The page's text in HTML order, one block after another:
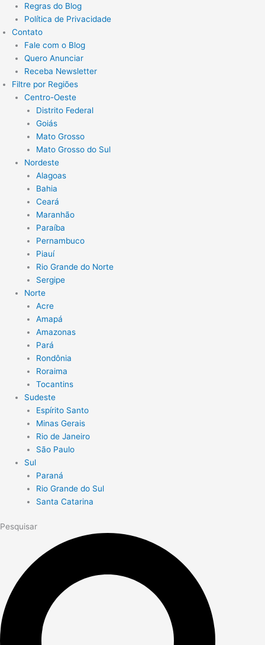
Regras do Blog
Política de Privacidade
Contato
Fale com o Blog
Quero Anunciar
Receba Newsletter
Filtre por Regiões
Centro-Oeste
Distrito Federal
Goiás
Mato Grosso
Mato Grosso do Sul
Nordeste
Alagoas
Bahia
Ceará
Maranhão
Paraíba
Pernambuco
Piauí
Rio Grande do Norte
Sergipe
Norte
Acre
Amapá
Amazonas
Pará
Rondônia
Roraima
Tocantins
Sudeste
Espírito Santo
Minas Gerais
Rio de Janeiro
São Paulo
Sul
Paraná
Rio Grande do Sul
Santa Catarina
Pesquisar